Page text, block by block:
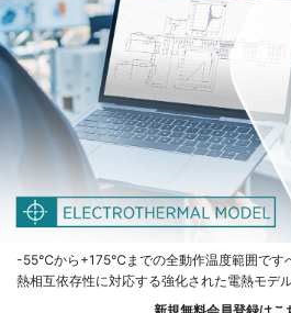
-55℃から+175℃までの全動作温度範囲です
熱相互依存性に対応する強化された電熱モデ